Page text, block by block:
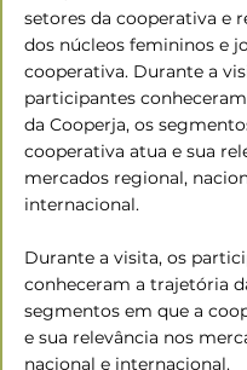
setores da cooperativa e
dos núcleos femininos e
cooperativa. Durante a
participantes
da Cooperja, os
cooperativa atua e sua
mercados regional,
internacional.
Durante a visita, os
conheceram a trajetória
segmentos em que a
e sua relevância nos
nacional e internacional.